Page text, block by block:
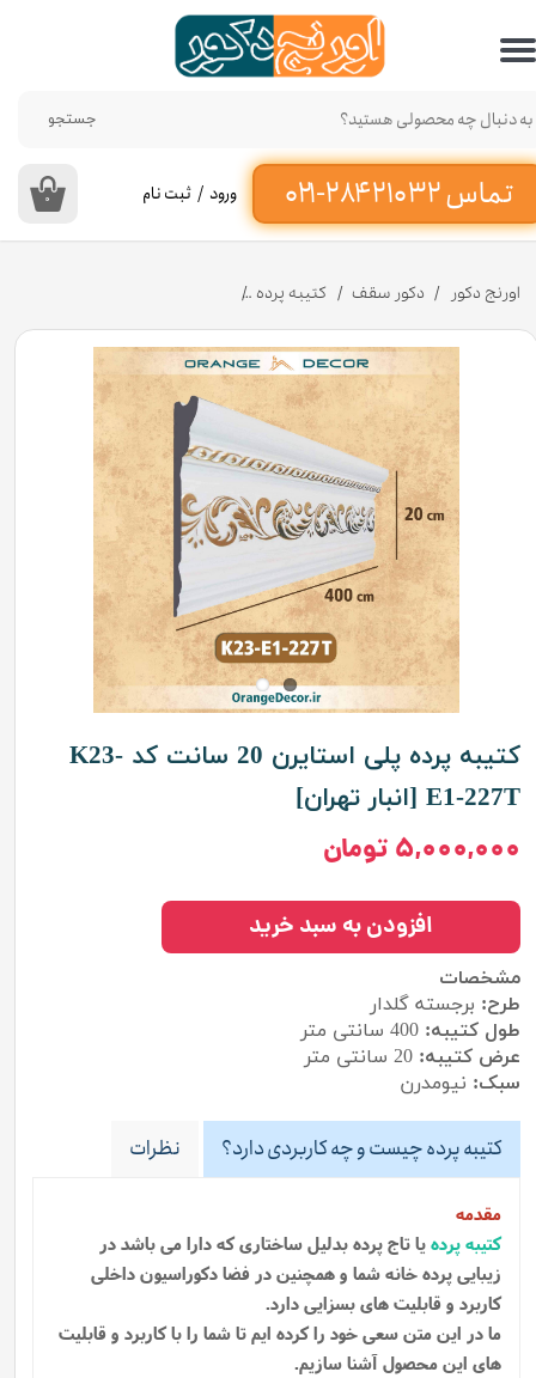
تماس ۳۲ ۲۱۰ ۲۸۴-۰۲۱‌
جستجو
۰ ورود / ثبت نام
حساب کاربری من
تغییر گذر واژه
سفارشات
خروج از حساب کاربری
اورنج دکور دکور سقف کتیبه پرده
کتیبه پرده پلی استایرن 20 سانت کد K23-
E1-227T [انبار تهران]
۵,۰۰۰,۰۰۰ تومان
مشخصات
طرح: برجسته گلدار
طول کتیبه:
سانتی متر
عرض کتیبه: 20 سانتی متر
سبک: نیومدرن
افزودن به سبد خرید
کتیبه پرده چیست و چه کاربردی دارد؟ نظرات
مقدمه
کتیبه پردهیا تاج پرده بدلیل ساختاری که دارا می باشد در
زیبایی پرده خانه شما و همچنین در فضا دکوراسیون داخلی
کاربرد و قابلیت های بسزایی دارد.
ما در این متن سعی خود را کرده ایم تا شما را با کاربرد و قابلیت
های این محصول آشنا سازیم.